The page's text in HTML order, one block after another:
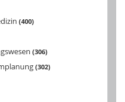
400
306
302